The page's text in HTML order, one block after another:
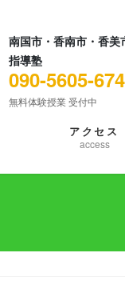
南国市・香南市・香美
指導塾
090-5605-
無料体験授業 受付中
アクセス
access